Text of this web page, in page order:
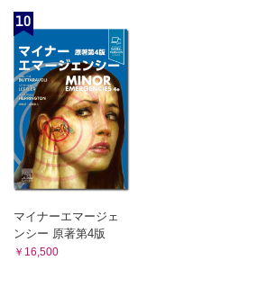
シーン1 トブラマイシン（アミノグリコシド
われた！
シーン2 ボリコナゾール（アゾール系抗真菌
れた！
シーン3 プレガバリン（鎮痛薬）によるふら
シーン4 ジソピラミド（Ⅰa群抗不整脈薬
疑われた！
5 呼吸器障害アセスメント
・定義
・疫学
・薬剤性肺障害の原因
・薬剤性肺障害のリスク因子
・薬剤性肺障害の発生機序
・薬剤性肺障害の臨床症状，診断，鑑別
・薬剤性肺障害か否かの臨床推論
10
マイナーエマージェ
ンシー 原著第4版
￥16,500